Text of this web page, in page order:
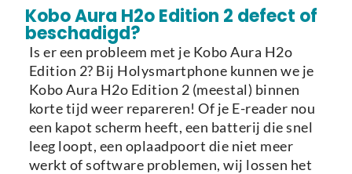
Kobo Aura H2o Edition 2 defect of
beschadigd?
Is er een probleem met je Kobo Aura H2o
Edition 2? Bij Holysmartphone kunnen we je
Kobo Aura H2o Edition 2 (meestal) binnen
korte tijd weer repareren! Of je E-reader nou
een kapot scherm heeft, een batterij die snel
leeg loopt, een oplaadpoort die niet meer
werkt of software problemen, wij lossen het